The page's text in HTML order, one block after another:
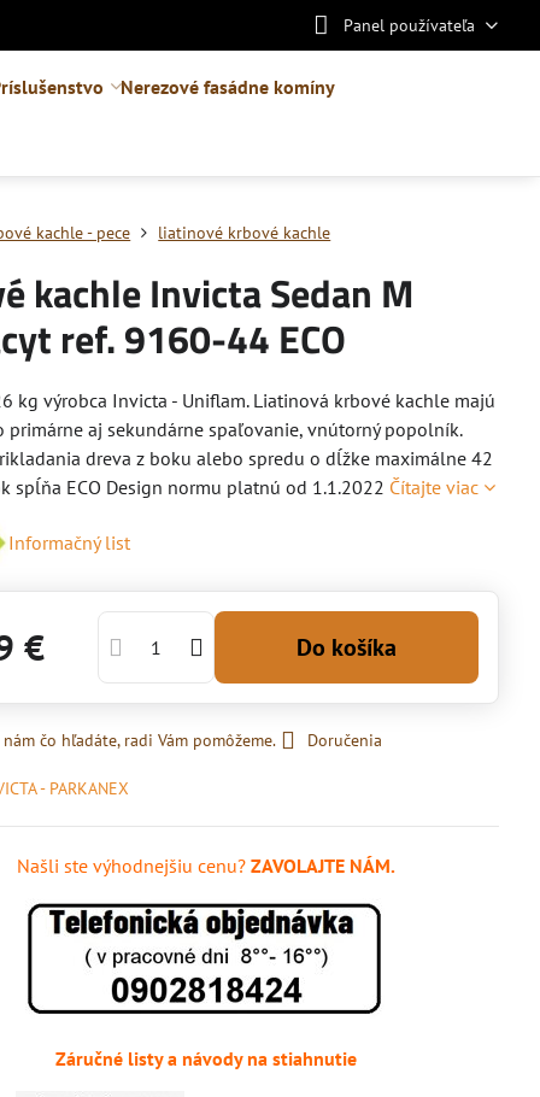
Panel používateľa
Nerezové fasádne komíny
kachle - pece liatinové krbové kachle
kachle Invicta Sedan M
ref. 9160-44 ECO
kg výrobca Invicta - Uniflam. Liatinová krbové kachle majú
primárne aj sekundárne spaľovanie, vnútorný popolník.
dreva z boku alebo spredu o dĺžke maximálne 42
spĺňa ECO Design normu platnú od 1.1.2022 Čítajte viac
Informačný list
€ Do košíka
čo hľadáte, radi Vám pomôžeme. Doručenia
- PARKANEX
Našli ste výhodnejšiu cenu?ZAVOLAJTE NÁM.
Záručné listy a návody na stiahnutie